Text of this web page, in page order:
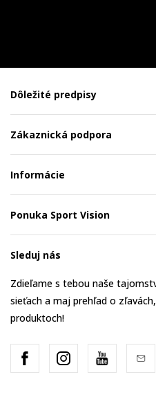
Dôležité predpisy
Zákaznická podpora
Informácie
Ponuka Sport Vision
Sleduj nás
Zdieľame s tebou naše
sieťach a maj prehľad o
produktoch!